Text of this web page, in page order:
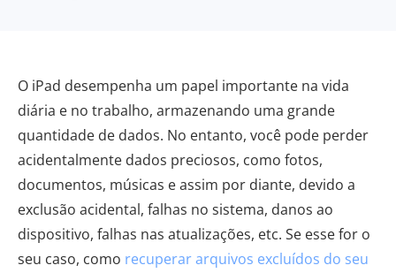
O iPad desempenha um papel importante na vida
diária e no trabalho, armazenando uma grande
quantidade de dados. No entanto, você pode perder
acidentalmente dados preciosos, como fotos,
documentos, músicas e assim por diante, devido a
exclusão acidental, falhas no sistema, danos ao
dispositivo, falhas nas atualizações, etc. Se esse for o
seu caso, como recuperar arquivos excluídos do seu